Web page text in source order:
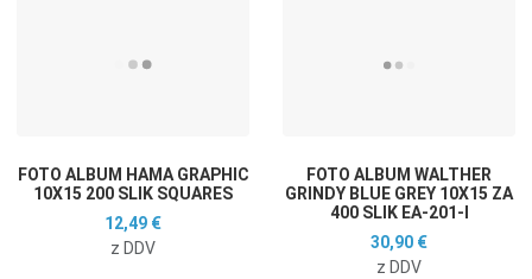
FOTO ALBUM HAMA GRAPHIC
10X15 200 SLIK SQUARES
12,49 €
z DDV
FOTO ALBUM WALTHER
GRINDY BLUE GREY 10X15 ZA
400 SLIK EA-201-l
30,90 €
z DDV